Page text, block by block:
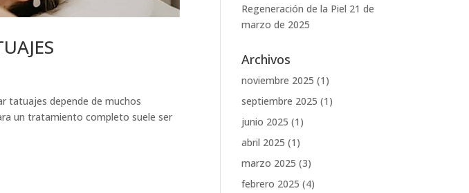
tatuajes depende de muchos
un tratamiento completo suele ser
Regeneración de la Piel 21 de
marzo de 2025
Archivos
noviembre 2025 (1)
septiembre 2025 (1)
junio 2025 (1)
abril 2025 (1)
marzo 2025 (3)
febrero 2025 (4)